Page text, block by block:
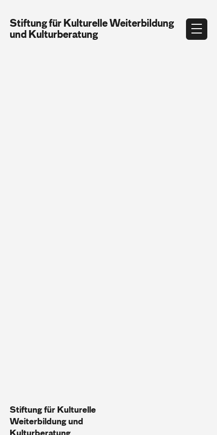
Stiftung für Kulturelle Weiterbildung
und Kulturberatung
Stiftung für Kulturelle
Weiterbildung und
Kulturberatung